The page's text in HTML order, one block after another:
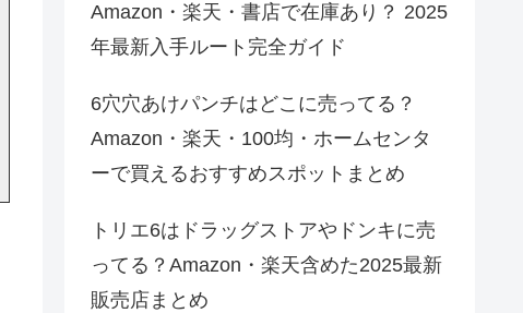
Amazon・楽天・書店で在庫あり？ 2025
年最新入手ルート完全ガイド
6穴穴あけパンチはどこに売ってる？
Amazon・楽天・100均・ホームセンタ
ーで買えるおすすめスポットまとめ
トリエ6はドラッグストアやドンキに売
ってる？Amazon・楽天含めた2025最新
販売店まとめ